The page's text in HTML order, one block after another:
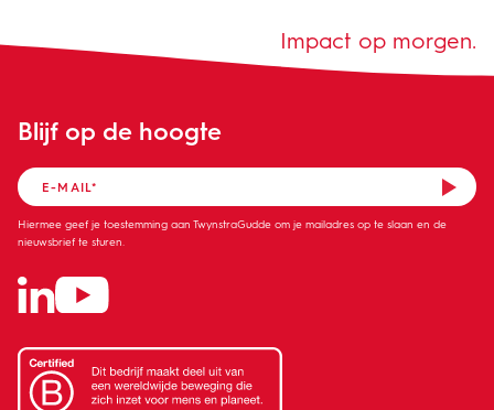
Blijf op de hoogte
Hiermee geef je toestemming aan TwynstraGudde om je mailadres op te slaan en de
nieuwsbrief te sturen.
Impact op morgen.